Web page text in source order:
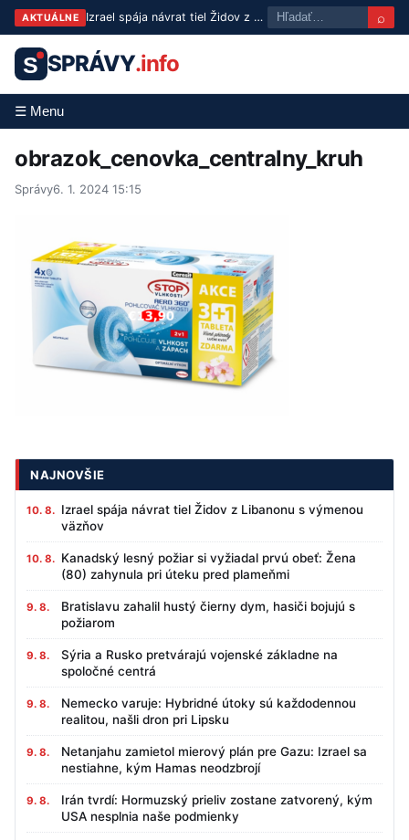
AKTUÁLNE Izrael spája návrat tiel Židov z Libanonu s výmenou väzňov ⌕
S SPRÁVY.info
☰ Menu
obrazok_cenovka_centralny_kruh
Správy6. 1. 2024 15:15
NAJNOVŠIE
10. 8. Izrael spája návrat tiel Židov z Libanonu s výmenou
väzňov
10. 8. Kanadský lesný požiar si vyžiadal prvú obeť: Žena
(80) zahynula pri úteku pred plameňmi
9. 8.
Bratislavu zahalil hustý čierny dym, hasiči bojujú s
požiarom
9. 8.
Sýria a Rusko pretvárajú vojenské základne na
spoločné centrá
9. 8.
Nemecko varuje: Hybridné útoky sú každodennou
realitou, našli dron pri Lipsku
9. 8.
Netanjahu zamietol mierový plán pre Gazu: Izrael sa
nestiahne, kým Hamas neodzbrojí
9. 8.
Irán tvrdí: Hormuzský prieliv zostane zatvorený, kým
USA nesplnia naše podmienky